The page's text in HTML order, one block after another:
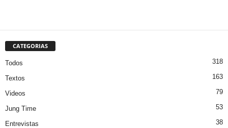
CATEGORIAS
Todos 318
Textos 163
Videos 79
Jung Time 53
Entrevistas 38